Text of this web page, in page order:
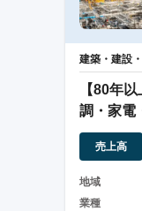
建築・建設
【80年
調・家電
理
売上高
地域
業種